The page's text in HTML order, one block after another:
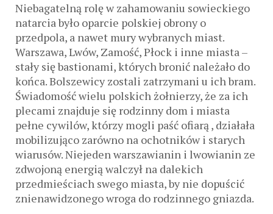
Niebagatelną rolę w zahamowaniu sowieckiego
natarcia było oparcie polskiej obrony o
przedpola, a nawet mury wybranych miast.
Warszawa, Lwów, Zamość, Płock i inne miasta –
stały się bastionami, których bronić należało do
końca. Bolszewicy zostali zatrzymani u ich bram.
Świadomość wielu polskich żołnierzy, że za ich
plecami znajduje się rodzinny dom i miasta
pełne cywilów, którzy mogli paść ofiarą , działała
mobilizująco zarówno na ochotników i starych
wiarusów. Niejeden warszawianin i lwowianin ze
zdwojoną energią walczył na dalekich
przedmieściach swego miasta, by nie dopuścić
znienawidzonego wroga do rodzinnego gniazda.